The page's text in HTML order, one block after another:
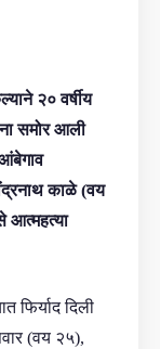
२० वर्षीय
समोर आली
काळे (वय
आत्महत्या
फिर्याद दिली
(वय २५),